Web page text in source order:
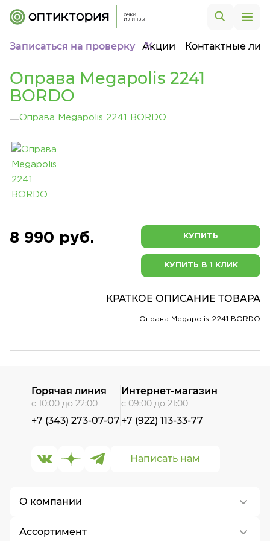
Записаться на проверку Акции Контактные
Оправа Megapolis 2241
BORDO
8 990 руб. КУПИТЬ
КУПИТЬ В 1 КЛИК
КРАТКОЕ ОПИСАНИЕ ТОВАРА
Оправа Megapolis 2241 BORDO
О компании
О нас
Ассортимент
Написать нам
Горячая линия
с 10:00 до 22:00
+7 (343) 273-07-07
Интернет-магазин
с 09:00 до 21:00
+7 (922) 113-33-77